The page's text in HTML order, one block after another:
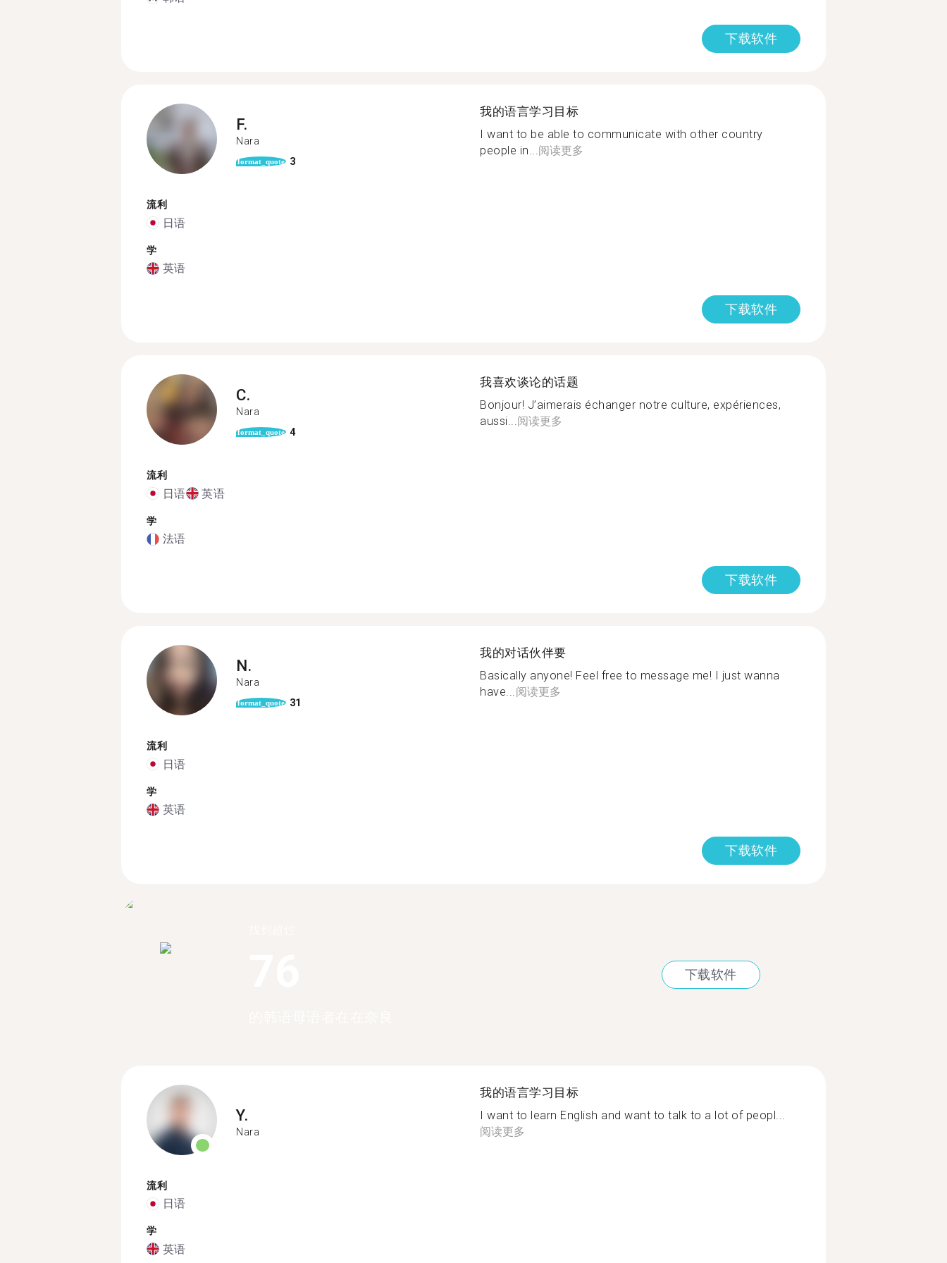
下载软件
F.
Nara
format_quote 3
流利
日语
学
英语
我的语言学习目标
I want to be able to communicate with other country
people in...阅读更多
下载软件
C.
Nara
format_quote 4
流利
日语 英语
学
法语
我喜欢谈论的话题
Bonjour! J’aimerais échanger notre culture, expériences,
aussi...阅读更多
下载软件
N.
Nara
format_quote 31
流利
日语
学
英语
我的对话伙伴要
Basically anyone! Feel free to message me! I just wanna
have...阅读更多
下载软件
下载软件
Y.
Nara
流利
日语
学
英语
我的语言学习目标
I want to learn English and want to talk to a lot of peopl...
阅读更多